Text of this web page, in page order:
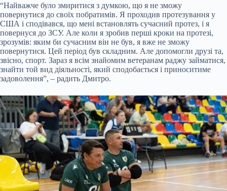
“Найважче було змиритися з думкою, що я не зможу
повернутися до своїх побратимів. Я проходив протезування у
США і сподівався, що мені встановлять сучасний протез, і я
повернуся до ЗСУ. Але коли я зробив перші кроки на протезі,
зрозумів: яким би сучасним він не був, я вже не зможу
повернутися. Цей період був складним. Але допомогли друзі та,
звісно, спорт. Зараз я всім знайомим ветеранам раджу займатися,
знайти той вид діяльності, який сподобається і приноситиме
задоволення”, – радить Дмитро.